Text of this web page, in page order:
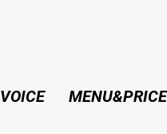
VOICE MENU&PRICE